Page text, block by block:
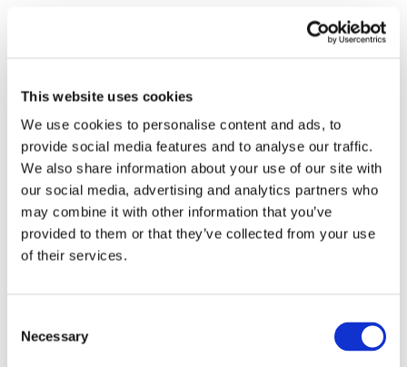
This website uses cookies
We use cookies to personalise content and ads, to
provide social media features and to analyse our traffic.
We also share information about your use of our site with
our social media, advertising and analytics partners who
may combine it with other information that you’ve
provided to them or that they’ve collected from your use
of their services.
Selection
Necessary